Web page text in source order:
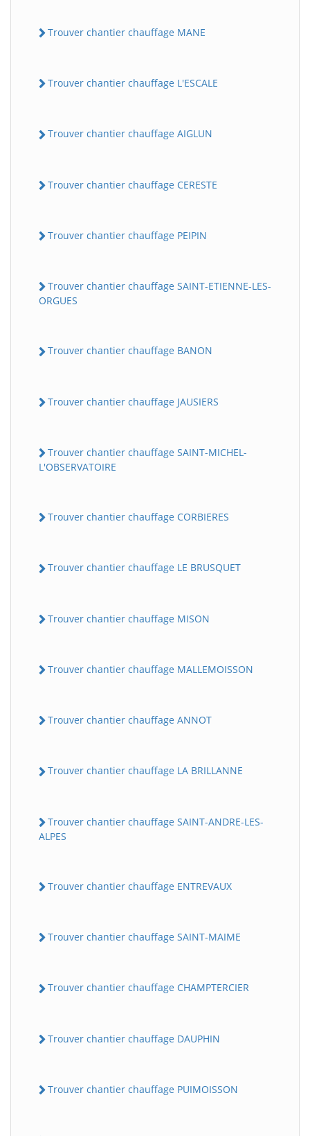
Trouver chantier chauffage MANE
Trouver chantier chauffage L'ESCALE
Trouver chantier chauffage AIGLUN
Trouver chantier chauffage CERESTE
Trouver chantier chauffage PEIPIN
Trouver chantier chauffage SAINT-ETIENNE-LES-
ORGUES
Trouver chantier chauffage BANON
Trouver chantier chauffage JAUSIERS
Trouver chantier chauffage SAINT-MICHEL-
L'OBSERVATOIRE
Trouver chantier chauffage CORBIERES
Trouver chantier chauffage LE BRUSQUET
Trouver chantier chauffage MISON
Trouver chantier chauffage MALLEMOISSON
Trouver chantier chauffage ANNOT
Trouver chantier chauffage LA BRILLANNE
Trouver chantier chauffage SAINT-ANDRE-LES-
ALPES
Trouver chantier chauffage ENTREVAUX
Trouver chantier chauffage SAINT-MAIME
Trouver chantier chauffage CHAMPTERCIER
Trouver chantier chauffage DAUPHIN
Trouver chantier chauffage PUIMOISSON